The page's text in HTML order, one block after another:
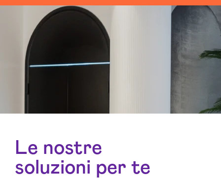
Le nostre
soluzioni per te